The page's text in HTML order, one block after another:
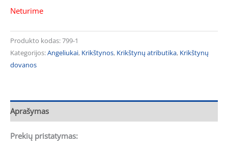
Neturime
Produkto kodas:799-1
Kategorijos:Angeliukai, Krikštynos, Krikštynų atributika, Krikštynų
dovanos
Aprašymas
Prekių pristatymas: